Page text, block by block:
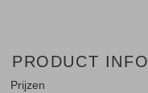
PRODUCT INFO
Prijzen